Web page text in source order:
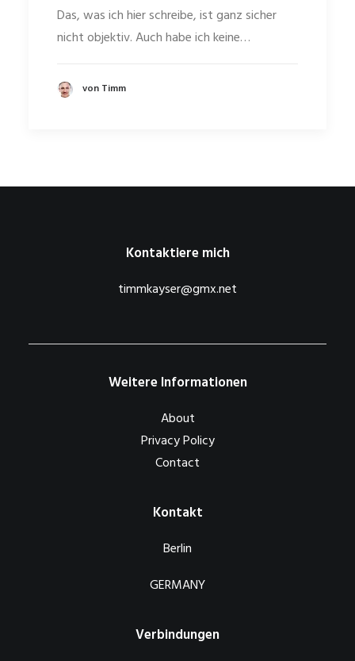
Das, was ich hier schreibe, ist ganz sicher
nicht objektiv. Auch habe ich keine…
von Timm
Kontaktiere mich
timmkayser@gmx.net
Weitere Informationen
About
Privacy Policy
Contact
Kontakt
Berlin
GERMANY
Verbindungen